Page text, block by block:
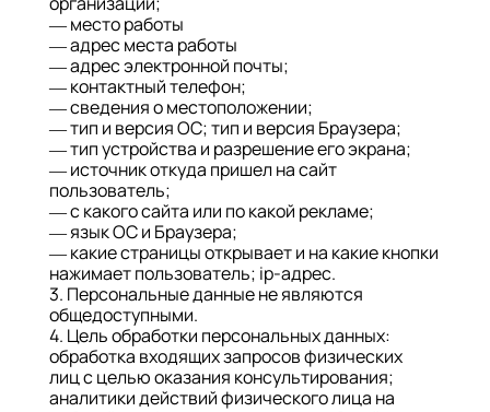
— место работы
— адрес места работы
— адрес электронной почты;
— контактный телефон;
— сведения о местоположении;
— тип и версия ОС; тип и версия Браузера;
— тип устройства и разрешение его экрана;
— источник откуда пришел на сайт
пользователь;
— с какого сайта или по какой рекламе;
— язык ОС и Браузера;
— какие страницы открывает и на какие кнопки
нажимает пользователь; ip-адрес.
3. Персональные данные не являются
общедоступными.
4. Цель обработки персональных данных:
обработка входящих запросов физических
лиц с целью оказания консультирования;
аналитики действий физического лица на